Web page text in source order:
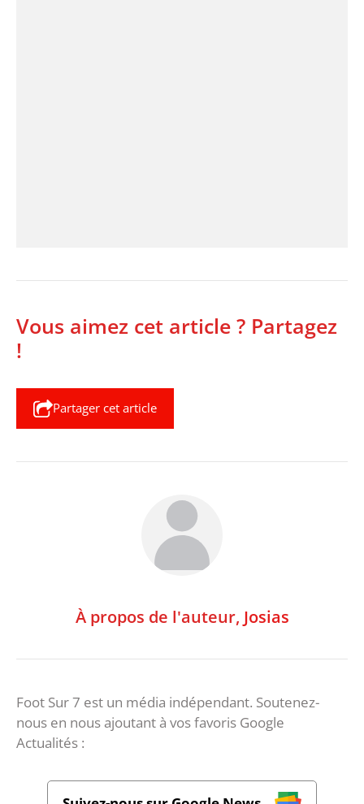
Vous aimez cet article ? Partagez
!
Partager cet article
À propos de l'auteur, Josias
Foot Sur 7 est un média indépendant. Soutenez-
nous en nous ajoutant à vos favoris Google
Actualités :